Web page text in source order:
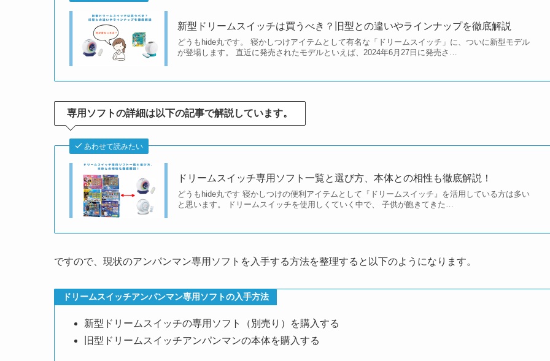
新型ドリームスイッチは買うべき？旧型との違いやラインナップを徹底解説
どうもhide丸です。 寝かしつけアイテムとして有名な「ドリームスイッチ」に、ついに新型モデル
が登場します。 直近に発売されたモデルといえば、2024年6月27日に発売さ…
専用ソフトの詳細は以下の記事で解説しています。
あわせて読みたい
ドリームスイッチ専用ソフト一覧と選び方、本体との相性も徹底解説！
どうもhide丸です 寝かしつけの便利アイテムとして『ドリームスイッチ』を活用している方は多い
と思います。 ドリームスイッチを使用しくていく中で、 子供が飽きてきた…
ですので、現状のアンパンマン専用ソフトを入手する方法を整理すると以下のようになります。
ドリームスイッチアンパンマン専用ソフトの入手方法
新型ドリームスイッチの専用ソフト（別売り）を購入する
旧型ドリームスイッチアンパンマンの本体を購入する